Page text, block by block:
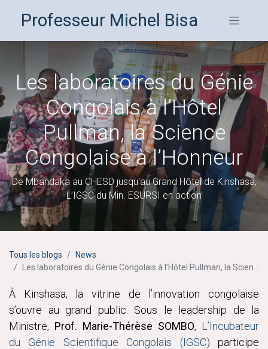
Professeur Michel Bisa
Les laboratoires du Génie
Congolais à l’Hôtel
Pullman, la Science
Congolaise à l’Honneur
De Mbandaka au CHESD jusqu'au Grand Hôtel de Kinshasa,
L’IGSC du Min. ESURSI en action
Tous les blogs
News
Les laboratoires du Génie Congolais à l’Hôtel Pullman, la Science Congolaise à l’Honneur
À Kinshasa, la vitrine de l’innovation congolaise
s’ouvre au grand public. Sous le leadership de la
Ministre, Prof. Marie-Thérèse SOMBO, L’Incubateur
du Génie Scientifique Congolais (IGSC) participe